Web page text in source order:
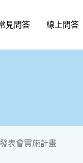
見問答 線上問答
表會實施計畫